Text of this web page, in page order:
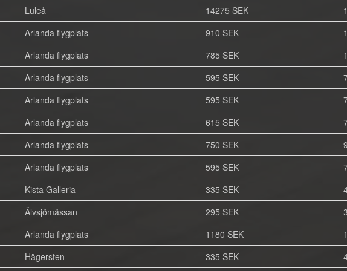
Luleå 14275 SEK
Arlanda flygplats
910 SEK
Arlanda flygplats
785 SEK
Arlanda flygplats
595 SEK
Arlanda flygplats
595 SEK
Arlanda flygplats
615 SEK
Arlanda flygplats
750 SEK
Arlanda flygplats
595 SEK
Kista Galleria
335 SEK
Älvsjömässan
295 SEK
Arlanda flygplats
1180 SEK
Hägersten
335 SEK